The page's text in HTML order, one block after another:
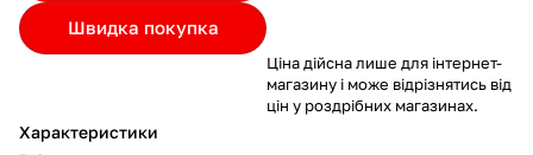
Швидка покупка
Характеристики
Якщо ліміт нижчий за вартість товару, невистачаючу суму
потрібно внести Першим внеском
4. Мати достатньо коштів для внесення першої частини платежу
та Першого внеску (у разі потреби)
Ціна дійсна лише для інтернет-
магазину і може відрізнятись від
цін у роздрібних магазинах.